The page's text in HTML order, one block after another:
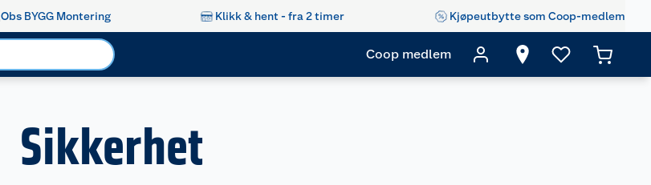
Obs BYGG Montering Klikk & hent - fra 2 timer Kjøpeutbytte som Coop-medlem
Coop medlem
Sikkerhet